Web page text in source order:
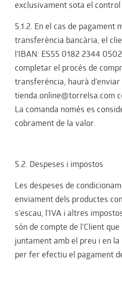
exclusivament sota el control
5.1.2. En el cas de pagament
transferència bancària, el
l'IBAN: ES55 0182 2344
completar el procés de
transferència, haurà
tienda.online@torrelsa.com
La comanda només es
cobrament de la valor.
5.2. Despeses i impostos
Les despeses de
enviament dels productes
s'escau, l'IVA i altres
són de compte de l'Client
juntament amb el preu i en
per fer efectiu el pagament